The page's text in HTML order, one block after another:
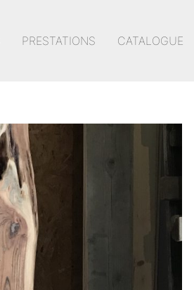
PRESTATIONS CATALOGUE